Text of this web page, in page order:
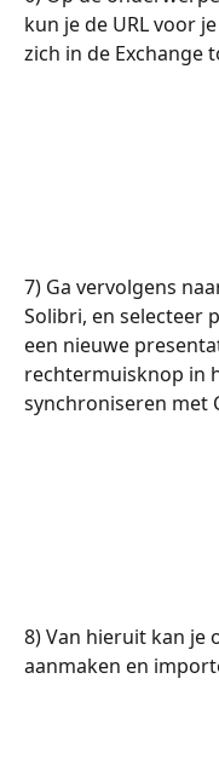
kun je de URL voor
zich in de Exchange
7) Ga vervolgens
Solibri, en selecteer
een nieuwe
rechtermuisknop in
synchroniseren met
8) Van hieruit kan je
aanmaken en